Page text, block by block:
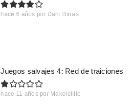
hace 6 años por Dani Birras
Juegos salvajes 4: Red de traiciones
hace 11 años por Makelelillo